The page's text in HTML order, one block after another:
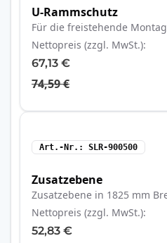
U-Rammschutz
Für die freistehende
Nettopreis (zzgl. MwSt.)
67,13 €
74,59 €
Art.-Nr. SLR-900500
Zusatzebene
Zusatzebene in 1825 mm
Nettopreis (zzgl. MwSt.)
52,83 €